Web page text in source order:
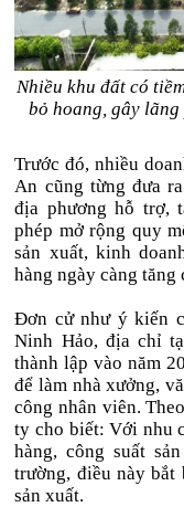
Nhiều khu đất có
bỏ hoang, gây
Trước đó, nhiều
An cũng từng đưa
địa phương hỗ trợ,
phép mở rộng quy
sản xuất, kinh
hàng ngày càng tăng
Đơn cử như ý kiến
Ninh Hảo, địa chỉ
thành lập vào năm
để làm nhà xưởng,
công nhân viên.
ty cho biết: Với nhu
hàng, công suất
trường, điều này bắt
sản xuất.